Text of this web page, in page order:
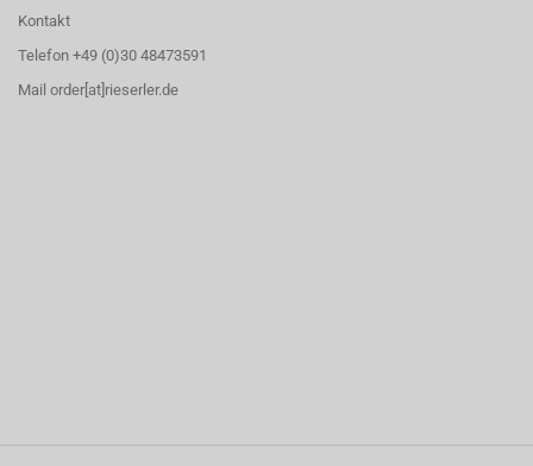
Kontakt
Telefon +49 (0)30 48473591
Mail order[at]rieserler.de